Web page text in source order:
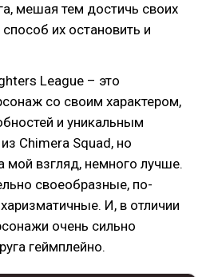
мешая тем достичь своих
их остановить и
League – это
со своим характером,
и уникальным
Chimera Squad, но
мой взгляд, немного лучше.
своеобразные, по-
И, в отличии
очень сильно
геймплейно.